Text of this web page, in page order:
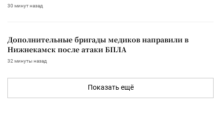
30 минут назад
Дополнительные бригады медиков направили в
Нижнекамск после атаки БПЛА
32 минуты назад
Показать ещё